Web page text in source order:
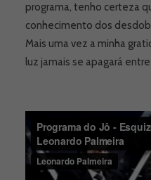
programa, tenho certeza
conhecimento dos
Mais uma vez a minha
luz jamais se apagará